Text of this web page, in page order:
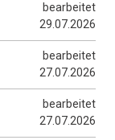
bearbeitet
29.07.2026
bearbeitet
27.07.2026
bearbeitet
27.07.2026